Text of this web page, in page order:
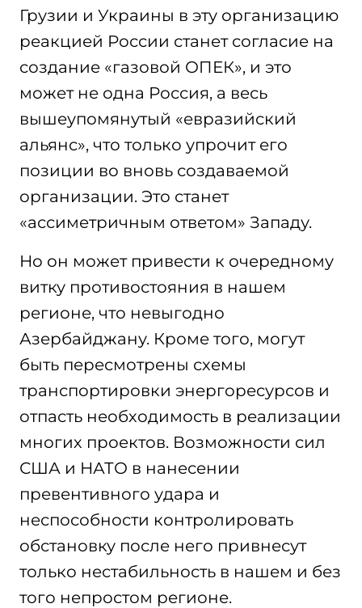
Грузии и Украины в эту организацию
реакцией России станет согласие на
создание «газовой ОПЕК», и это
может не одна Россия, а весь
вышеупомянутый «евразийский
альянс», что только упрочит его
позиции во вновь создаваемой
организации. Это станет
«ассиметричным ответом» Западу.
Но он может привести к очередному
витку противостояния в нашем
регионе, что невыгодно
Азербайджану. Кроме того, могут
быть пересмотрены схемы
транспортировки энергоресурсов и
отпасть необходимость в реализации
многих проектов. Возможности сил
США и НАТО в нанесении
превентивного удара и
неспособности контролировать
обстановку после него привнесут
только нестабильность в нашем и без
того непростом регионе.